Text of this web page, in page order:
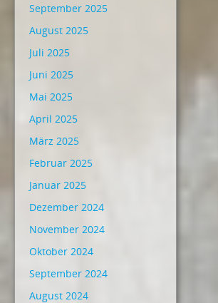
September 2025
August 2025
Juli 2025
Juni 2025
Mai 2025
April 2025
März 2025
Februar 2025
Januar 2025
Dezember 2024
November 2024
Oktober 2024
September 2024
August 2024